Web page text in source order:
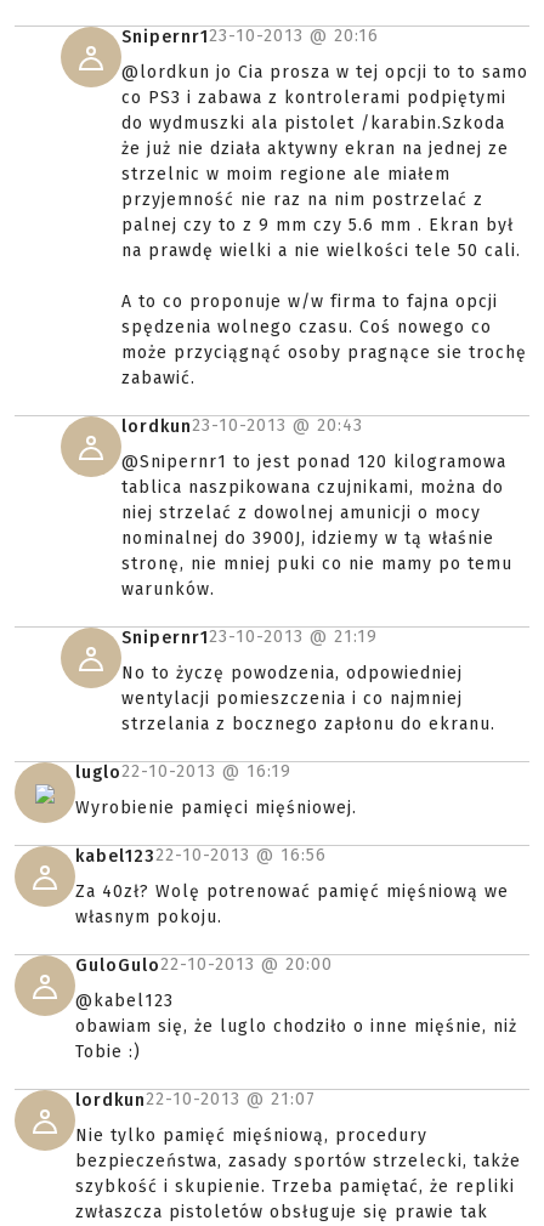
Snipernr123-10-2013 @ 20:16
@lordkun jo Cia prosza w tej opcji to to samo
co PS3 i zabawa z kontrolerami podpiętymi
do wydmuszki ala pistolet /karabin.Szkoda
że już nie działa aktywny ekran na jednej ze
strzelnic w moim regione ale miałem
przyjemność nie raz na nim postrzelać z
palnej czy to z 9 mm czy 5.6 mm . Ekran był
na prawdę wielki a nie wielkości tele 50 cali.
A to co proponuje w/w firma to fajna opcji
spędzenia wolnego czasu. Coś nowego co
może przyciągnąć osoby pragnące sie trochę
zabawić.
lordkun23-10-2013 @ 20:43
@Snipernr1 to jest ponad 120 kilogramowa
tablica naszpikowana czujnikami, można do
niej strzelać z dowolnej amunicji o mocy
nominalnej do 3900J, idziemy w tą właśnie
stronę, nie mniej puki co nie mamy po temu
warunków.
Snipernr123-10-2013 @ 21:19
No to życzę powodzenia, odpowiedniej
wentylacji pomieszczenia i co najmniej
strzelania z bocznego zapłonu do ekranu.
luglo22-10-2013 @ 16:19
Wyrobienie pamięci mięśniowej.
kabel12322-10-2013 @ 16:56
Za 40zł? Wolę potrenować pamięć mięśniową we
własnym pokoju.
GuloGulo22-10-2013 @ 20:00
@kabel123
obawiam się, że luglo chodziło o inne mięśnie, niż
Tobie :)
lordkun22-10-2013 @ 21:07
Nie tylko pamięć mięśniową, procedury
bezpieczeństwa, zasady sportów strzelecki, także
szybkość i skupienie. Trzeba pamiętać, że repliki
zwłaszcza pistoletów obsługuje się prawie tak